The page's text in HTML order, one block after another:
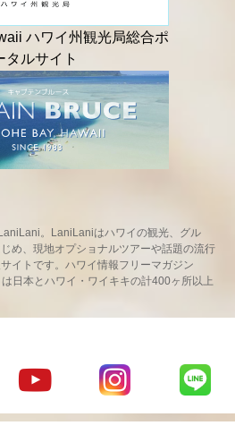
。LaniLaniはハワイの観光、グル
め、現地オプショナルツアーや話題の流行
イトです。ハワイ情報フリーマガジン
日本とハワイ・ワイキキの計400ヶ所以上
の
LaniLani
LaniLani